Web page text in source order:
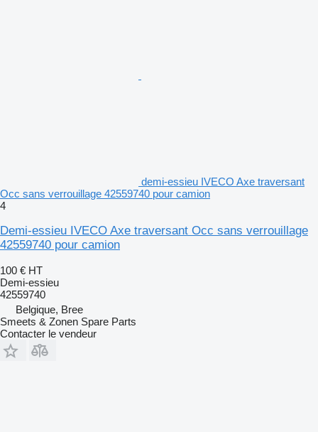
demi-essieu IVECO Axe traversant
Occ sans verrouillage 42559740 pour camion
4
Demi-essieu IVECO Axe traversant Occ sans verrouillage
42559740 pour camion
100 € HT
Demi-essieu
42559740
Belgique, Bree
Smeets & Zonen Spare Parts
Contacter le vendeur